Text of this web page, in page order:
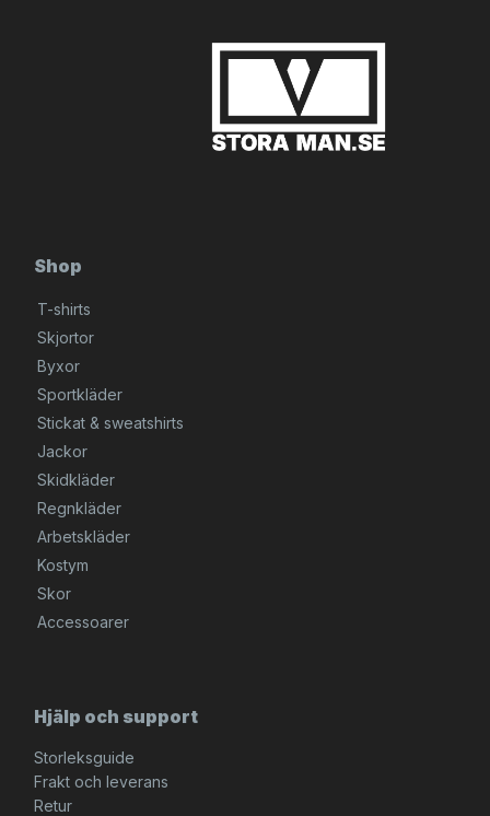
Shop
T-shirts
Skjortor
Byxor
Sportkläder
Stickat & sweatshirts
Jackor
Skidkläder
Regnkläder
Arbetskläder
Kostym
Skor
Accessoarer
Hjälp och support
Storleksguide
Frakt och leverans
Retur